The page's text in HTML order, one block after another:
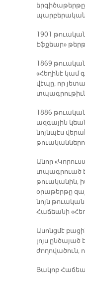
1901
Էֆքեար»
1869
«Հեղինէ կամ
վէպը, որ
1886
ազգային
նոյնպէս
Անոր
տպագրուած է
թուականին,
օրաթերթը
նոյն
Հաճեանի
Ասոնցմէ
լոյս
ժողովածուն,
Յակոբ